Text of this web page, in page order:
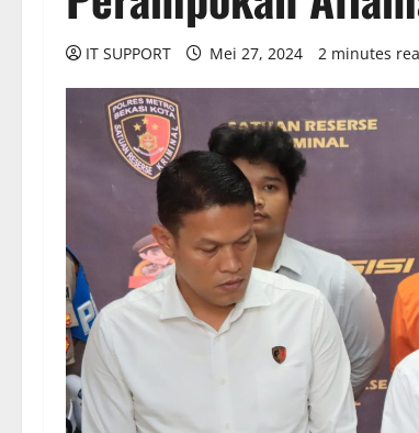
IT SUPPORT Mei 27, 2024 2 minutes